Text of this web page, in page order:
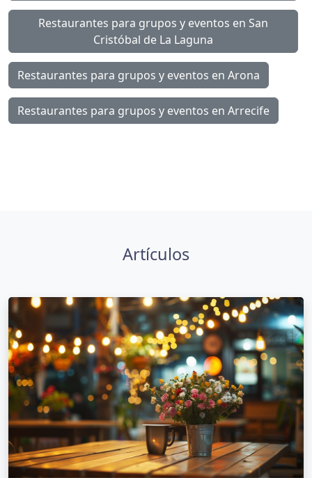
Restaurantes para grupos y eventos en San
Cristóbal de La Laguna
Restaurantes para grupos y eventos en Arona
Restaurantes para grupos y eventos en Arrecife
Artículos